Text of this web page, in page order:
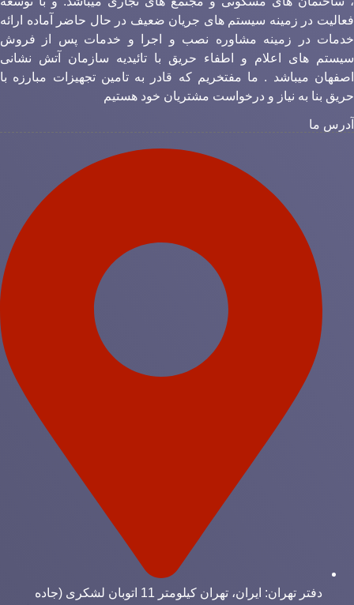
در زمینه سیستم های جریان ضعیف در حال حاضر آماده ارائه
در زمینه مشاوره نصب و اجرا و خدمات پس از فروش
های اعلام و اطفاء حریق با تائیدیه سازمان آتش نشانی
میباشد . ما مفتخریم که قادر به تامین تجهیزات مبارزه با
بنا به نیاز و درخواست مشتریان خود هستیم
ما
دفتر تهران: ایران، تهران کیلومتر 11 اتوبان لشکری (جاده